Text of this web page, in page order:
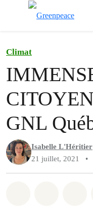
Climat
GNL
Isabelle L'Héritier
21 juillet, 2021
•